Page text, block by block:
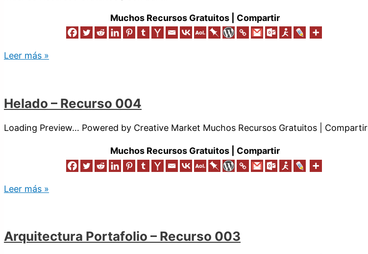
Muchos Recursos Gratuitos | Compartir
Leer más »
Helado – Recurso 004
Loading Preview… Powered by Creative Market Muchos Recursos Gratuitos | Compartir
Muchos Recursos Gratuitos | Compartir
Leer más »
Arquitectura Portafolio – Recurso 003